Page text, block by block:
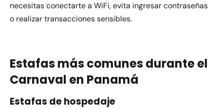
necesitas conectarte a WiFi, evita ingresar contraseñas
o realizar transacciones sensibles.
Estafas más comunes durante el
Carnaval en Panamá
Estafas de hospedaje